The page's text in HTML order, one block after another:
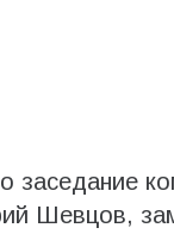
Шевцов,